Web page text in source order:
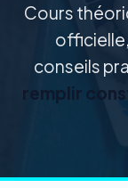
Cours
conseils
remplir